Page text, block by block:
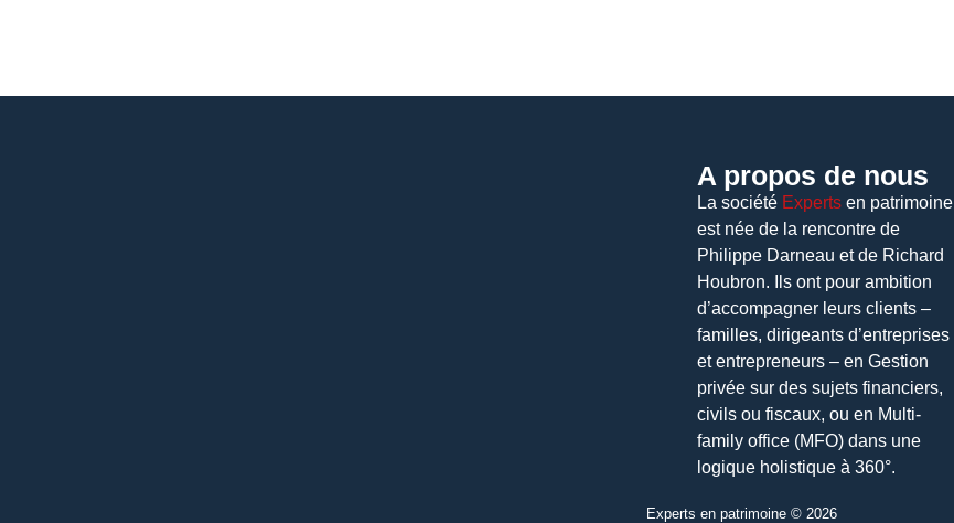
A propos de nous
La société Expertsen patrimoine
est née de la rencontre de
Philippe Darneau et de Richard
Houbron. Ils ont pour ambition
d’accompagner leurs clients –
familles, dirigeants d’entreprises
et entrepreneurs – en Gestion
privée sur des sujets financiers,
civils ou fiscaux, ou en Multi-
family office (MFO) dans une
logique holistique à 360°.
Experts en patrimoine © 2026